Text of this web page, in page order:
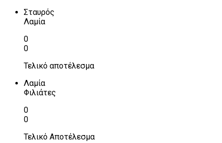
Σταυρός
Λαμία
0
0
Τελικό αποτέλεσμα
Λαμία
Φιλιάτες
0
0
Τελικό Αποτέλεσμα